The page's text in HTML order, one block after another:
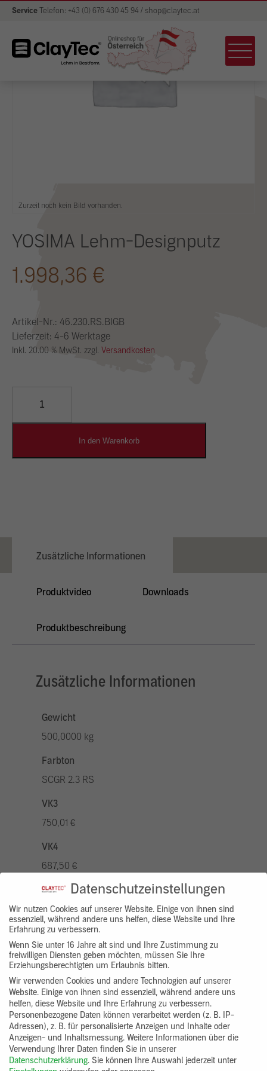
Service Telefon: +43 (0) 676 430 45 94 / shop@claytec.at
Zurzeit noch kein Bild vorhanden.
YOSIMA Lehm-Designputz
1.998,36 €
Artikel-Nr.: 46.230.RS.BIGB
Lieferzeit: 4-6 Werktage
Inkl. 20.00 % MwSt. zzgl. Versandkosten
Designputz
In den Warenkorb
Zusätzliche Informationen
Produktvideo Downloads
Produktbeschreibung
Zusätzliche Informationen
Gewicht
500,0000 kg
Farbton
SCGR 2.3 RS
VK3
750,01 €
VK4
687,50 €
VK5
875,01 €
VK7
625,00 €
Gruppenprodukt
yosima_designputz_bigb
Datenschutzeinstellungen
Wir nutzen Cookies auf unserer Website. Einige von ihnen sind
essenziell, während andere uns helfen, diese Website und Ihre
Erfahrung zu verbessern.
Wenn Sie unter 16 Jahre alt sind und Ihre Zustimmung zu
freiwilligen Diensten geben möchten, müssen Sie Ihre
Erziehungsberechtigten um Erlaubnis bitten.
Wir verwenden Cookies und andere Technologien auf unserer
Website. Einige von ihnen sind essenziell, während andere uns
helfen, diese Website und Ihre Erfahrung zu verbessern.
Personenbezogene Daten können verarbeitet werden (z. B. IP-
Adressen), z. B. für personalisierte Anzeigen und Inhalte oder
Anzeigen- und Inhaltsmessung. Weitere Informationen über die
Verwendung Ihrer Daten finden Sie in unserer
Datenschutzerklärung. Sie können Ihre Auswahl jederzeit unter